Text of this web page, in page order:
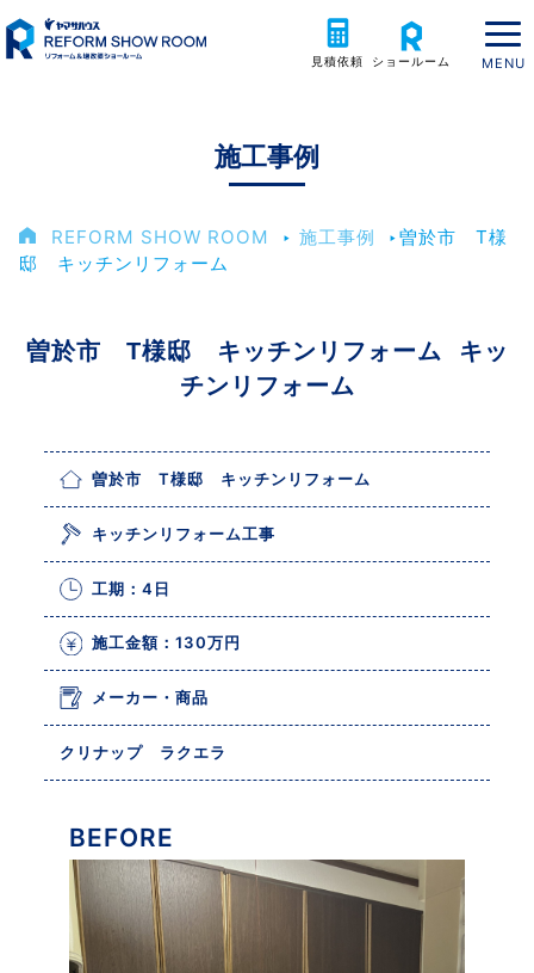
見積依頼 ショールーム
施工事例
REFORM SHOW ROOM ‣ 施工事例 ‣曽於市 T様
邸 キッチンリフォーム
曽於市 T様邸 キッチンリフォーム キッ
チンリフォーム
曽於市 T様邸 キッチンリフォーム
キッチンリフォーム工事
工期：4日
施工金額：130万円
メーカー・商品
クリナップ ラクエラ
BEFORE